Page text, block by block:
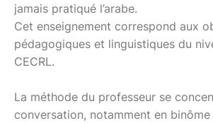
jamais pratiqué l’arabe.
Cet enseignement correspond aux
pédagogiques et linguistiques du
CECRL.
La méthode du professeur se
conversation, notamment en